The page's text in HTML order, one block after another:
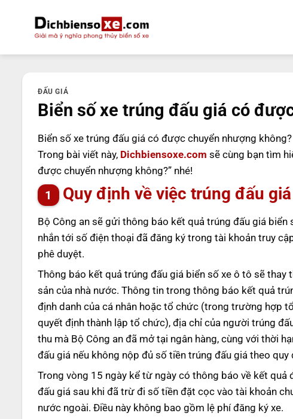
dung
ĐẤU GIÁ
Biển số xe trúng đấu giá có
Biển số xe trúng đấu giá có được chuyển nhượng
Trong bài viết này, Dichbiensoxe.com sẽ cùng bạn tìm
được chuyển nhượng không?” nhé!
Quy định về việc trúng đấu
Bộ Công an sẽ gửi thông báo kết quả trúng đấu giá
nhắn tới số điện thoại đã đăng ký trong tài khoản truy
phê duyệt.
Thông báo kết quả trúng đấu giá biển số xe ô tô sẽ
sản của nhà nước. Thông tin trong thông báo kết quả
định danh của cá nhân hoặc tổ chức (trong trường hợp
quyết định thành lập tổ chức), địa chỉ của người trúng
thu mà Bộ Công an đã mở tại ngân hàng, cùng với thời
đấu giá nếu không nộp đủ số tiền trúng đấu giá theo quy
Trong vòng 15 ngày kể từ ngày có thông báo về kết
đấu giá sau khi đã trừ đi số tiền đặt cọc vào tài khoản
nước ngoài. Điều này không bao gồm lệ phí đăng ký xe.